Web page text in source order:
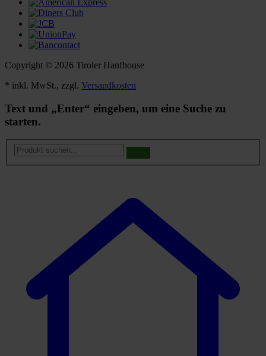
Copyright © 2026 Tiroler Hanfhouse
* inkl. MwSt., zzgl. Versandkosten
Text und „Enter“ eingeben, um eine Suche zu
starten.
Produkt
suchen...